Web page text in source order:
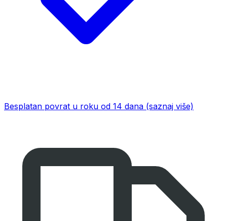
Besplatan povrat u roku od 14 dana (saznaj više)